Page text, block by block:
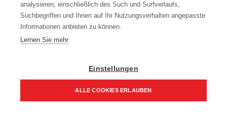
76,00€
91,20 € inkl. Mwst
76,00 € / Stk.
In den Einkaufskorb
analysieren, einschließlich des Such und Surfverlaufs,
Suchbegriffen und Ihnen auf Ihr Nutzungsverhalten angepasste
Informationen anbieten zu können.
Lernen Sie mehr
Einstellungen
ALLE COOKIES ERLAUBEN